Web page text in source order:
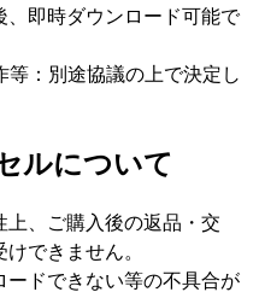
即時ダウンロード可能で
：別途協議の上で決定し
ルについて
、ご購入後の返品・交
できません。
ドできない等の不具合が